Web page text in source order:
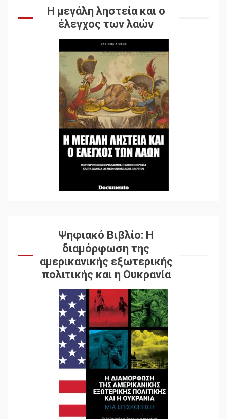
Η μεγάλη ληστεία και ο
έλεγχος των λαών
Ψηφιακό Βιβλίο: Η
διαμόρφωση της
αμερικανικής εξωτερικής
πολιτικής και η Ουκρανία